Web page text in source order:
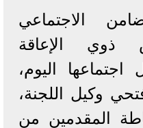
الاجتماعي
ذوي الإعاقة
اليوم،
وكيل اللجنة،
المقدمين من